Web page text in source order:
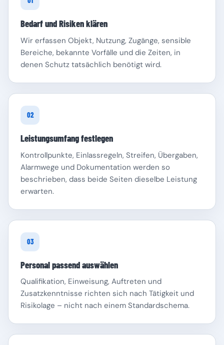
Schleswig-Holstein Thüringen
Bedarf und Risiken klären
Wir erfassen Objekt, Nutzung, Zugänge, sensible
Bereiche, bekannte Vorfälle und die Zeiten, in
denen Schutz tatsächlich benötigt wird.
02
Leistungsumfang festlegen
Kontrollpunkte, Einlassregeln, Streifen, Übergaben,
Alarmwege und Dokumentation werden so
beschrieben, dass beide Seiten dieselbe Leistung
erwarten.
03
Personal passend auswählen
Qualifikation, Einweisung, Auftreten und
Zusatzkenntnisse richten sich nach Tätigkeit und
Risikolage – nicht nach einem Standardschema.